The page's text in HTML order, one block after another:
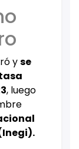
yse
, luego